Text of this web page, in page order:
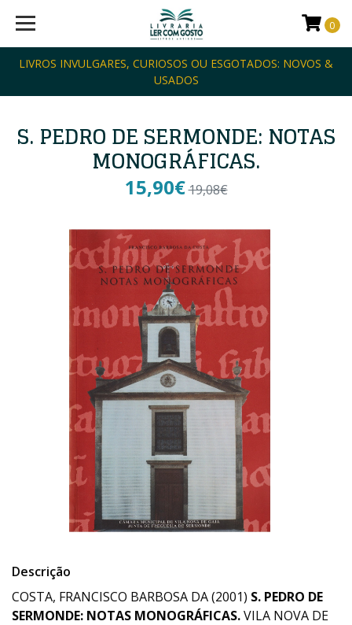
LIVROS INVULGARES, CURIOSOS OU ESGOTADOS: NOVOS &
USADOS
0
S. PEDRO DE SERMONDE: NOTAS
MONOGRÁFICAS.
15,90€19,08€
Descrição
COSTA, FRANCISCO BARBOSA DA (2001) S. PEDRO DE
SERMONDE: NOTAS MONOGRÁFICAS.VILA NOVA DE